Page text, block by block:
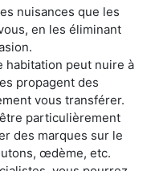
nuisances que les
en les éliminant
habitation peut nuire à
propagent des
vous transférer.
particulièrement
des marques sur le
œdème, etc.